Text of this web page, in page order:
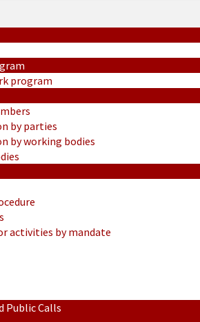
program
by parties
by working bodies
activities by mandate
Public Calls